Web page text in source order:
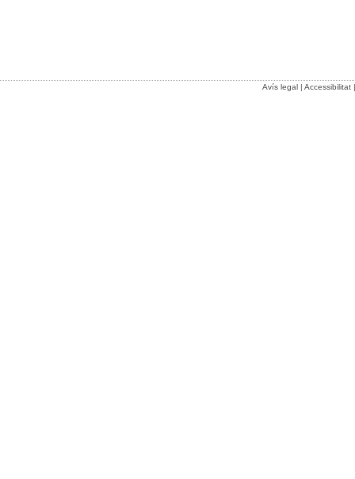
Avís legal| Accessibilitat